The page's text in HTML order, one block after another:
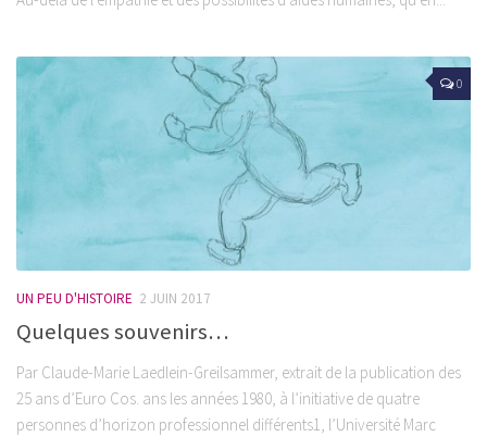
0
UN PEU D'HISTOIRE 2 JUIN 2017
Quelques souvenirs…
Par Claude-Marie Laedlein-Greilsammer, extrait de la publication des
25 ans d’Euro Cos. ans les années 1980, à l’initiative de quatre
personnes d’horizon professionnel différents1, l’Université Marc